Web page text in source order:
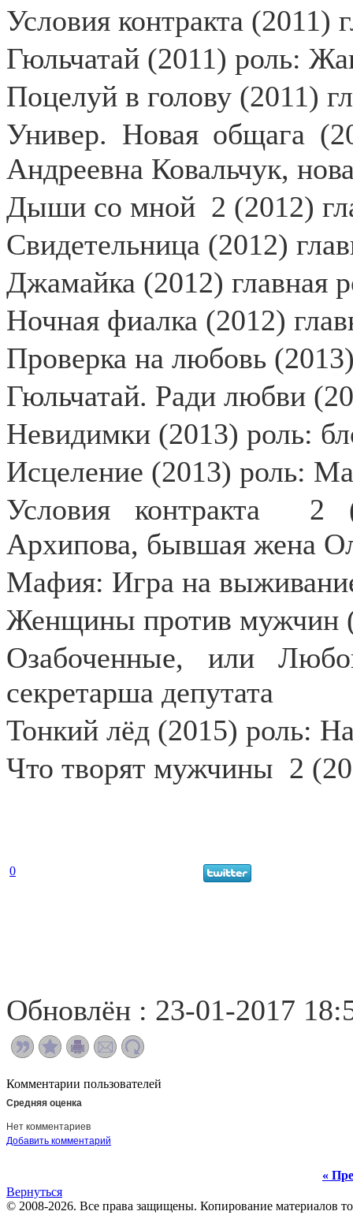
Условия контракта (2011)
Гюльчатай (2011) роль:
Поцелуй в голову (2011)
Универ. Новая общага
Андреевна Ковальчук,
Дыши со мной 2 (2012)
Свидетельница (2012)
Джамайка (2012) главная
Ночная фиалка (2012)
Проверка на любовь
Гюльчатай. Ради любви
Невидимки (2013) роль:
Исцеление (2013) роль:
Условия контракта
2
Архипова, бывшая жена
Мафия: Игра на
Женщины против мужчин
Озабоченные, или
секретарша депутата
Тонкий лёд (2015) роль:
Что творят мужчины 2
0
Обновлён : 23-01-2017
Комментарии пользователей
Средняя оценка
Нет комментариев
Добавить комментарий
«
Вернуться
© 2008-2026. Все права защищены. Копирование материалов